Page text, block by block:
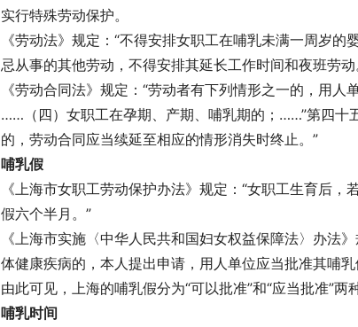
实行特殊劳动保护。
《劳动法》规定：“不得安排女职工在哺乳未满一周岁
忌从事的其他劳动，不得安排其延长工作时间和夜班劳动
《劳动合同法》规定：“劳动者有下列情形之一的，用
……（四）女职工在孕期、产期、哺乳期的；……”第四十
的，劳动合同应当续延至相应的情形消失时终止。”
哺乳假
《上海市女职工劳动保护办法》规定：“女职工生育后
假六个半月。”
《上海市实施〈中华人民共和国妇女权益保障法〉办法
体健康疾病的，本人提出申请，用人单位应当批准其哺乳
由此可见，上海的哺乳假分为“可以批准”和“应当批准”两
哺乳时间